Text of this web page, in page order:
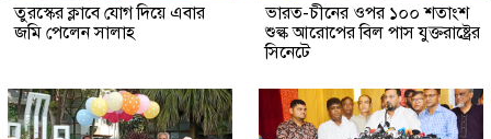
তুরস্কের ক্লাবে যোগ দিয়ে এবার
জমি পেলেন সালাহ
ভারত-চীনের ওপর ১০০ শতাংশ
শুল্ক আরোপের বিল পাস যুক্তরাষ্ট্রের
সিনেটে